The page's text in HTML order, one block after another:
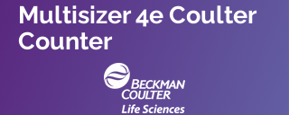
Multisizer 4e Coulter
Counter